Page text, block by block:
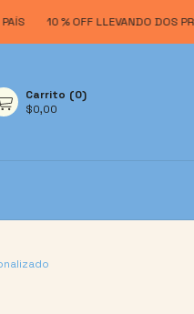
10 % OFF LLEVANDO DOS
Carrito (0)
$0,00